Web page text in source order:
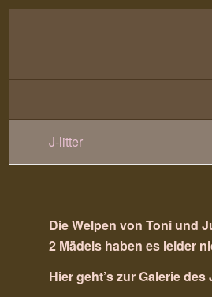
J-litter
Die Welpen von Toni und
2 Mädels haben es leider
Hier geht’s zur Galerie des